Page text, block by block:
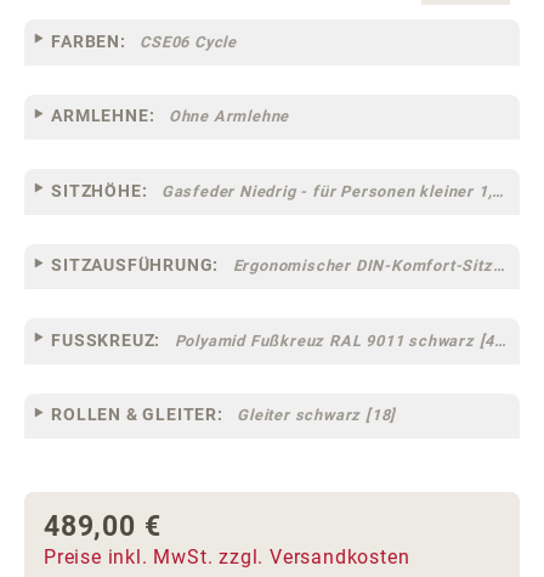
FARBEN: CSE06 Cycle
ARMLEHNE: Ohne Armlehne
SITZHÖHE: Gasfeder Niedrig - für Personen kleiner 1,60 m
SITZAUSFÜHRUNG: Ergonomischer DIN-Komfort-Sitz [75]
FUSSKREUZ: Polyamid Fußkreuz RAL 9011 schwarz [44]
ROLLEN & GLEITER: Gleiter schwarz [18]
Regulärer Preis:
489,00 €
Preise inkl. MwSt. zzgl. Versandkosten